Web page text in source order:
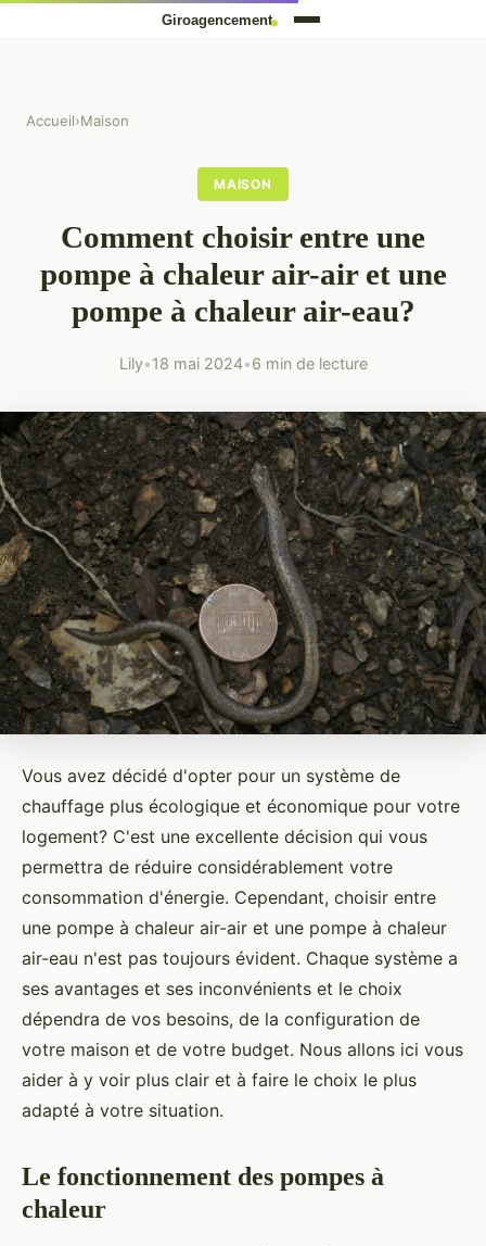
Accueil›Maison
MAISON
Comment choisir entre une
pompe à chaleur air-air et une
pompe à chaleur air-eau?
Lily•18 mai 2024•6 min de lecture
Vous avez décidé d'opter pour un système de
chauffage plus écologique et économique pour votre
logement? C'est une excellente décision qui vous
permettra de réduire considérablement votre
consommation d'énergie. Cependant, choisir entre
une pompe à chaleur air-air et une pompe à chaleur
air-eau n'est pas toujours évident. Chaque système a
ses avantages et ses inconvénients et le choix
dépendra de vos besoins, de la configuration de
votre maison et de votre budget. Nous allons ici vous
aider à y voir plus clair et à faire le choix le plus
adapté à votre situation.
Le fonctionnement des pompes à
chaleur